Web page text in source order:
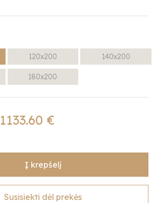
120x200 140x200
180x200
1133.60 €
Į krepšelį
Susisiekti dėl prekės